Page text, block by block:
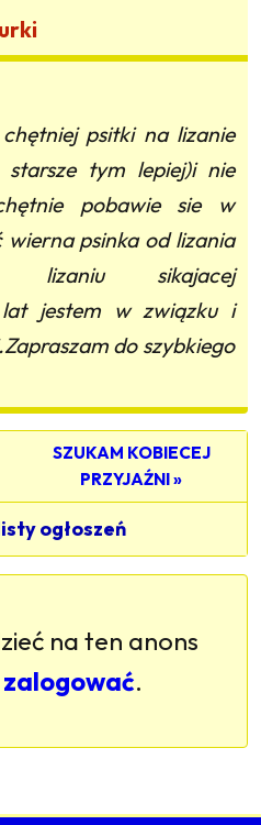
psitki na lizanie
tym lepiej)i nie
pobawie sie w
wierna psinka od lizania
lizaniu sikajacej
lat jestem w związku i
do szybkiego
SZUKAM KOBIECEJ
PRZYJAŹNI »
ogłoszeń
na ten anons
zalogować.